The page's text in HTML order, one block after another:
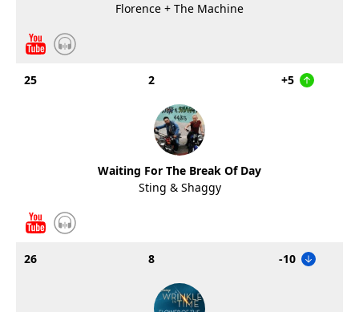
Florence + The Machine
25 2 +5
Waiting For The Break Of Day
Sting & Shaggy
26 8 -10